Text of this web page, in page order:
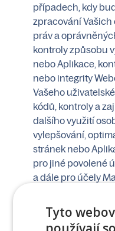
případech, kdy
zpracování
práv a
kontroly způsobu
nebo Aplikace,
nebo integrity
Vašeho
kódů, kontroly a
dalšího využití
vylepšování,
stránek nebo
pro jiné povolené
a dále pro účely
včetně zasílání
sdělení, za
závěrečné fáze
Tyto
používají